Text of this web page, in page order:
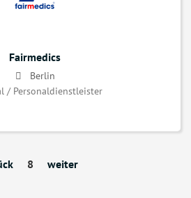
Fairmedics
Berlin
/ Personaldienstleister
8 weiter